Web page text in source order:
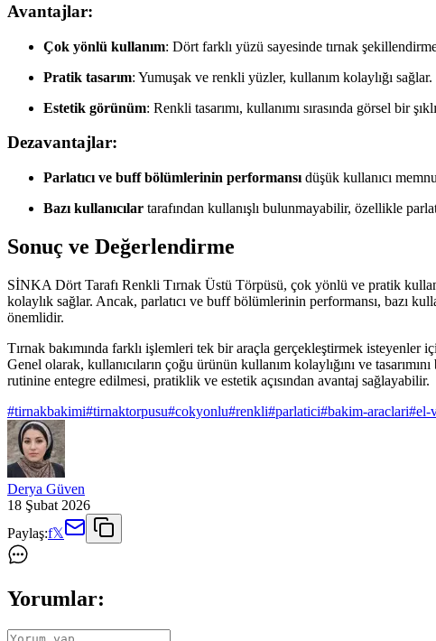
Avantajlar:
Çok yönlü kullanım: Dört farklı yüzü sayesinde tırnak
Pratik tasarım: Yumuşak ve renkli yüzler, kullanım kolaylığı sağlar.
Estetik görünüm: Renkli tasarımı, kullanımı sırasında görsel bir
Dezavantajlar:
Parlatıcı ve buff bölümlerinin performansı düşük kullanıcı
Bazı kullanıcılar tarafından kullanışlı bulunmayabilir, özellikle
Sonuç ve Değerlendirme
SİNKA Dört Tarafı Renkli Tırnak Üstü Törpüsü, çok yönlü ve pratik
kolaylık sağlar. Ancak, parlatıcı ve buff bölümlerinin performansı, bazı
önemlidir.
Tırnak bakımında farklı işlemleri tek bir araçla gerçekleştirmek
Genel olarak, kullanıcıların çoğu ürünün kullanım kolaylığını ve
rutinine entegre edilmesi, pratiklik ve estetik açısından avantaj sağlayabilir.
#tirnakbakimi#tirnaktorpusu#cokyonlu#renkli#parlatici#bakim-araclari#el-
Derya Güven
18 Şubat 2026
Paylaş:f𝕏
Yorumlar: